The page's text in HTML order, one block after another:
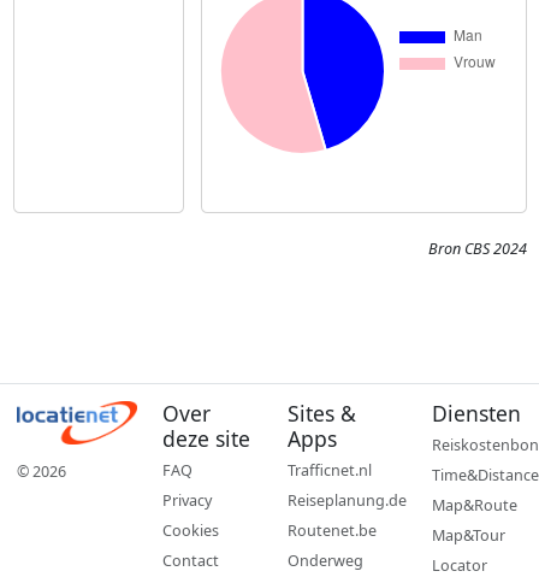
Bron CBS 2024
© 2026
Over
deze site
FAQ
Privacy
Cookies
Contact
Sites &
Apps
Trafficnet.nl
Reiseplanung.de
Routenet.be
Onderweg
Diensten
Reiskostenbon
Time&Distance
Map&Route
Map&Tour
Locator